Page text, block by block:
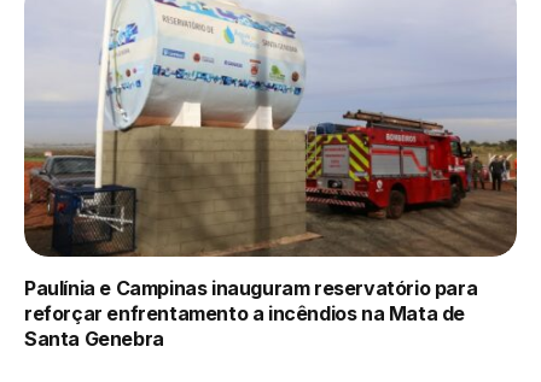
Paulínia e Campinas inauguram reservatório para
reforçar enfrentamento a incêndios na Mata de
Santa Genebra